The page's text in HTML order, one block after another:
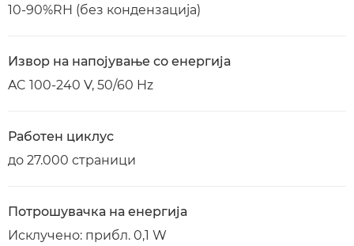
10-90%RH (без кондензација)
Извор на напојување со енергија
AC 100-240 V, 50/60 Hz
Работен циклус
до 27.000 страници
Потрошувачка на енергија
Исклучено: прибл. 0,1 W